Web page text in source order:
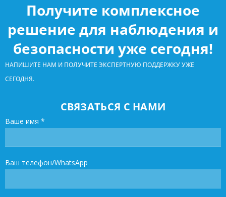
Получите комплексное
решение для наблюдения и
безопасности уже сегодня!
НАПИШИТЕ НАМ И ПОЛУЧИТЕ ЭКСПЕРТНУЮ ПОДДЕРЖКУ УЖЕ
СЕГОДНЯ.
СВЯЗАТЬСЯ С НАМИ
Ваше имя *
Ваш телефон/WhatsApp